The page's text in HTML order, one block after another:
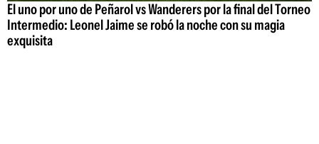
El uno por uno de Peñarol vs Wanderers por la final del Torneo
Intermedio: Leonel Jaime se robó la noche con su magia
exquisita